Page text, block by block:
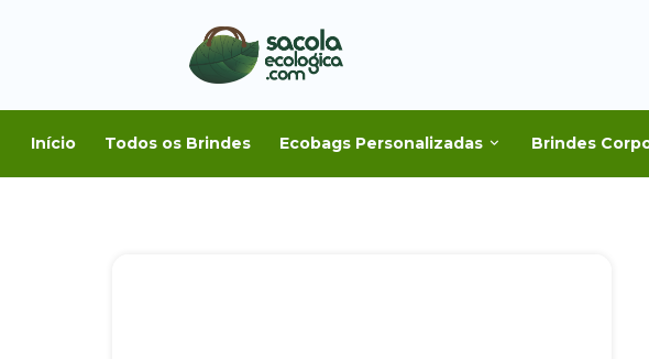
Início Todos os Brindes Ecobags Personalizadas Brindes